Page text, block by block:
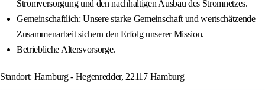
Stromversorgung und den nachhaltigen Ausbau des Stromnetzes.
Gemeinschaftlich: Unsere starke Gemeinschaft und wertschätzende
Zusammenarbeit sichern den Erfolg unserer Mission.
Betriebliche Altersvorsorge.
Standort: Hamburg - Hegenredder, 22117 Hamburg